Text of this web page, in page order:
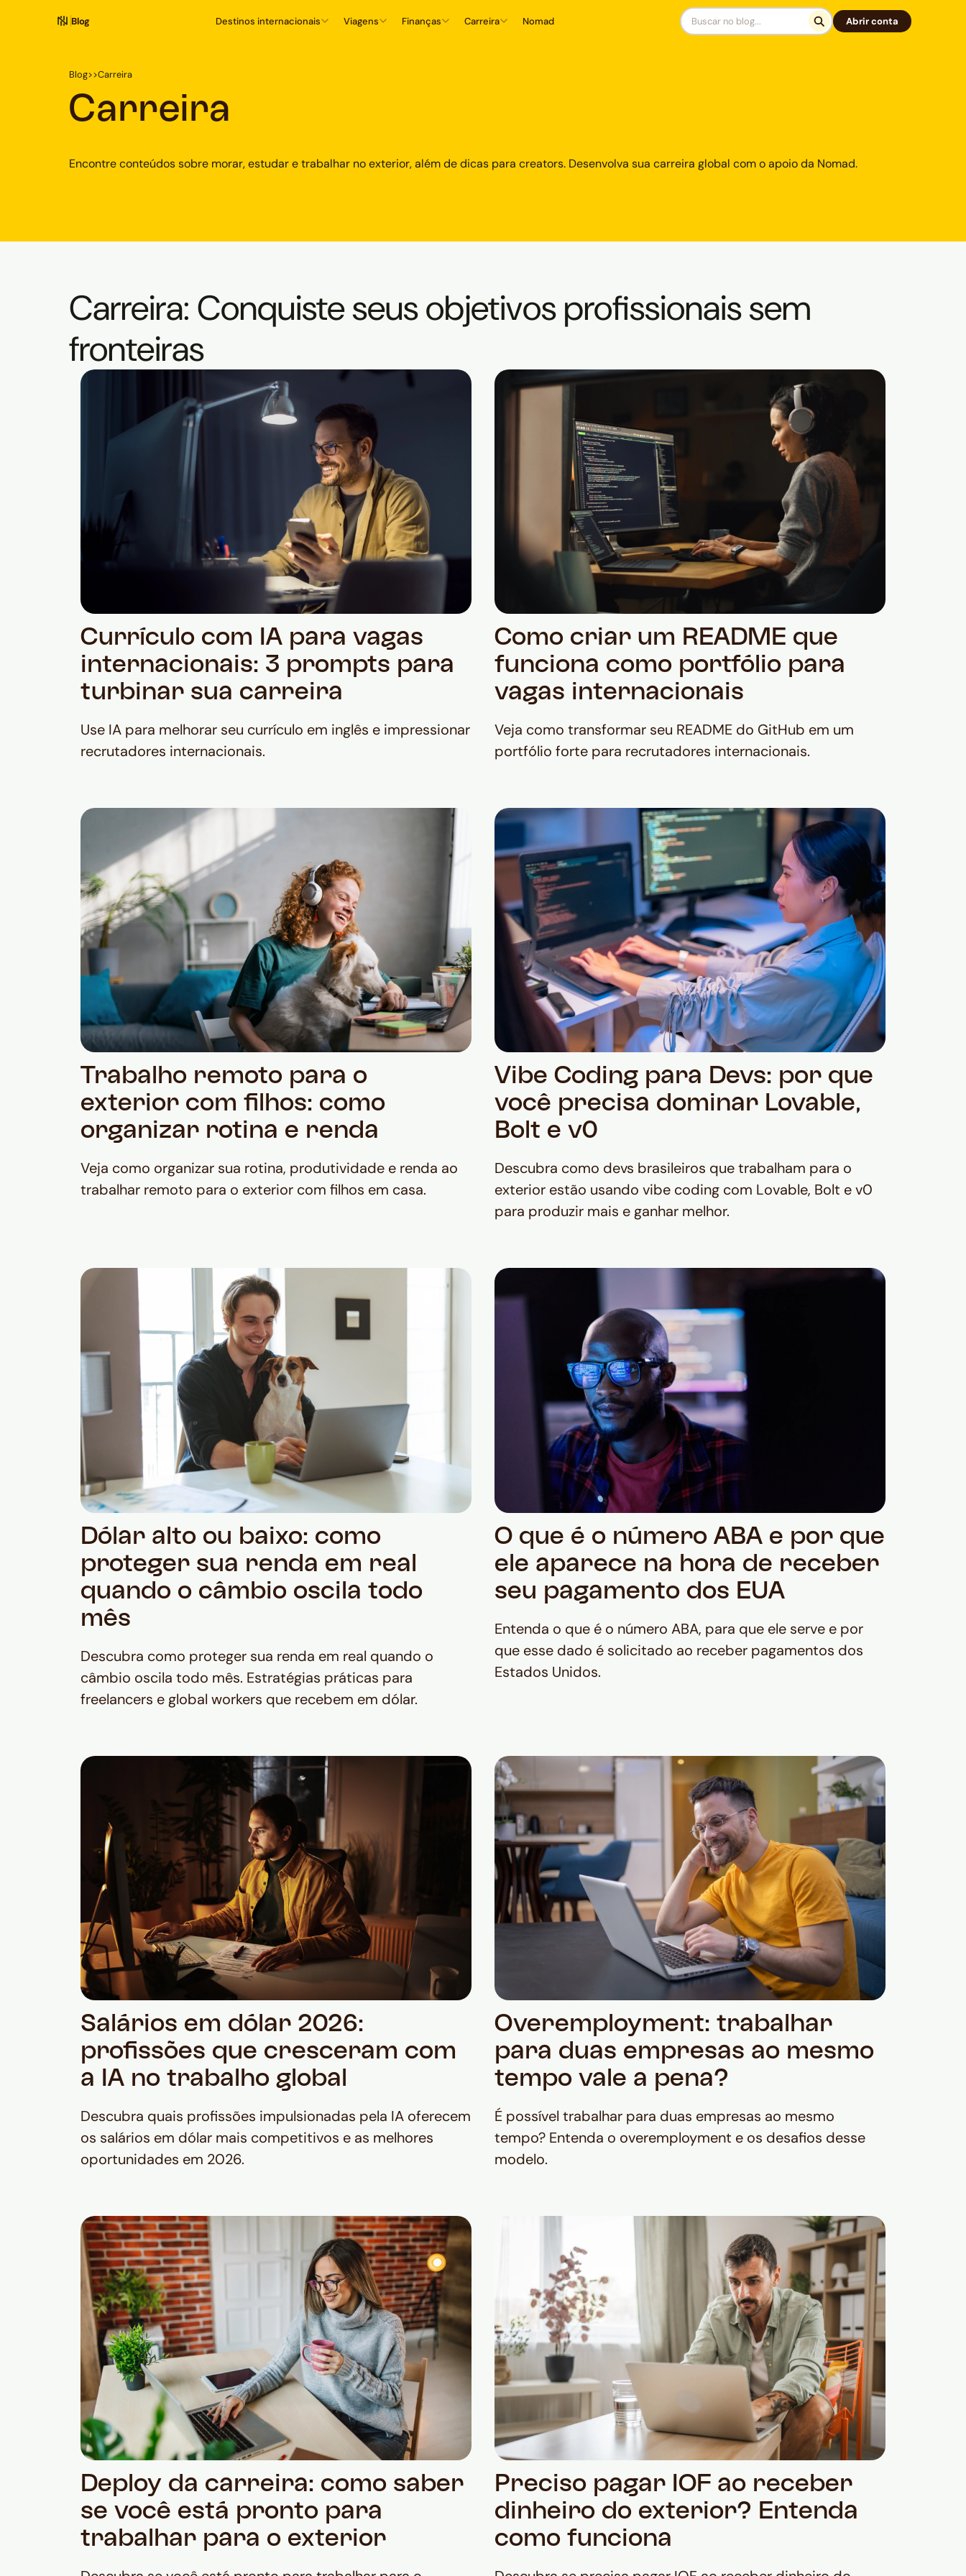
Blog Destinos internacionais Viagens Finanças Carreira Nomad Abrir conta
Blog>>Carreira
Carreira
Encontre conteúdos sobre morar, estudar e trabalhar no exterior, além de dicas para creators. Desenvolva sua carreira global com o apoio da Nomad.
Carreira: Conquiste seus objetivos profissionais sem
fronteiras
Currículo com IA para vagas
internacionais: 3 prompts para
turbinar sua carreira
Use IA para melhorar seu currículo em inglês e impressionar
recrutadores internacionais.
Como criar um README que
funciona como portfólio para
vagas internacionais
Veja como transformar seu README do GitHub em um
portfólio forte para recrutadores internacionais.
Trabalho remoto para o
exterior com filhos: como
organizar rotina e renda
Veja como organizar sua rotina, produtividade e renda ao
trabalhar remoto para o exterior com filhos em casa.
Vibe Coding para Devs: por que
você precisa dominar Lovable,
Bolt e v0
Descubra como devs brasileiros que trabalham para o
exterior estão usando vibe coding com Lovable, Bolt e v0
para produzir mais e ganhar melhor.
Dólar alto ou baixo: como
proteger sua renda em real
quando o câmbio oscila todo
mês
Descubra como proteger sua renda em real quando o
câmbio oscila todo mês. Estratégias práticas para
freelancers e global workers que recebem em dólar.
O que é o número ABA e por que
ele aparece na hora de receber
seu pagamento dos EUA
Entenda o que é o número ABA, para que ele serve e por
que esse dado é solicitado ao receber pagamentos dos
Estados Unidos.
Salários em dólar 2026:
profissões que cresceram com
a IA no trabalho global
Descubra quais profissões impulsionadas pela IA oferecem
os salários em dólar mais competitivos e as melhores
oportunidades em 2026.
Overemployment: trabalhar
para duas empresas ao mesmo
tempo vale a pena?
É possível trabalhar para duas empresas ao mesmo
tempo? Entenda o overemployment e os desafios desse
modelo.
Deploy da carreira: como saber
se você está pronto para
trabalhar para o exterior
Preciso pagar IOF ao receber
dinheiro do exterior? Entenda
como funciona